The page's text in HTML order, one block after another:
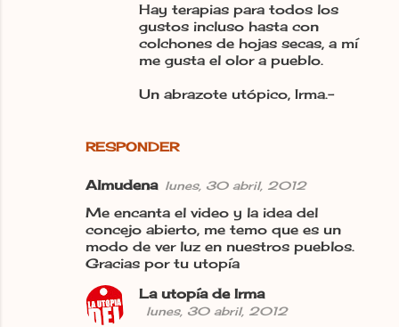
RESPONDER
Hay terapias para todos los
gustos incluso hasta con
colchones de hojas secas, a mí
me gusta el olor a pueblo.
Un abrazote utópico, Irma.-
Almudena lunes, 30 abril, 2012
Me encanta el video y la idea del
concejo abierto, me temo que es un
modo de ver luz en nuestros pueblos.
Gracias por tu utopía
La utopía de Irma
lunes, 30 abril, 2012